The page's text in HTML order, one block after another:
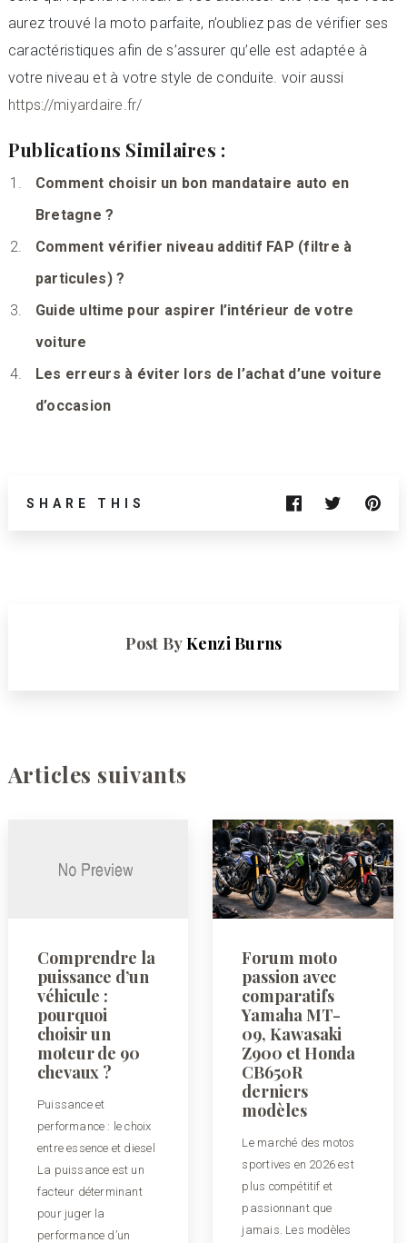
aurez trouvé la moto parfaite, n’oubliez pas de vérifier ses
caractéristiques afin de s’assurer qu’elle est adaptée à
votre niveau et à votre style de conduite. voir aussi
https://miyardaire.fr/
Publications Similaires :
Comment choisir un bon mandataire auto en
Bretagne ?
Comment vérifier niveau additif FAP (filtre à
particules) ?
Guide ultime pour aspirer l’intérieur de votre
voiture
Les erreurs à éviter lors de l’achat d’une voiture
d’occasion
SHARE THIS
Post ByKenzi Burns
Articles suivants
Comprendre la
puissance d’un
véhicule :
pourquoi
choisir un
moteur de 90
chevaux ?
Puissance et
performance : le choix
entre essence et diesel
La puissance est un
facteur déterminant
pour juger la
performance d’un
Forum moto
passion avec
comparatifs
Yamaha MT-
09, Kawasaki
Z900 et Honda
CB650R
derniers
modèles
Le marché des motos
sportives en 2026 est
plus compétitif et
passionnant que
jamais. Les modèles